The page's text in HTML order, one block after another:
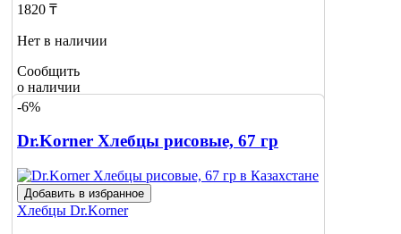
1820 ₸
Нет в наличии
Сообщить
о наличии
-6%
Dr.Korner Хлебцы рисовые, 67 гр
Добавить в избранное
Хлебцы Dr.Korner